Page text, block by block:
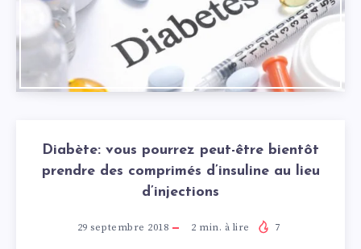
Diabète: vous pourrez peut-être bientôt
prendre des comprimés d’insuline au lieu
d’injections
29 septembre 2018 2 min. à lire 7